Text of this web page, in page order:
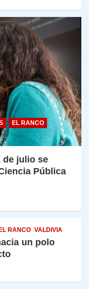
EL RANCO
de julio se
Pública
RANCO VALDIVIA
un polo